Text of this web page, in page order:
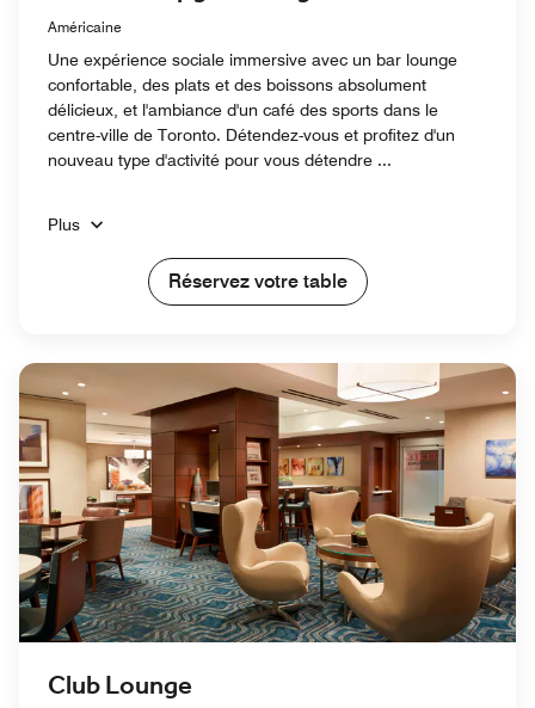
Américaine
Une expérience sociale immersive avec un bar lounge
confortable, des plats et des boissons absolument
délicieux, et l'ambiance d'un café des sports dans le
centre-ville de Toronto. Détendez-vous et profitez d'un
nouveau type d'activité pour vous détendre ...
Plus
Réservez votre table
Club Lounge